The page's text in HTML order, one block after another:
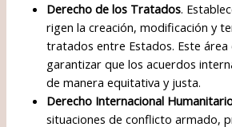
Derecho de los Tratados.
rigen la creación, modificación y
tratados entre Estados. Este área
garantizar que los acuerdos
de manera equitativa y justa.
Derecho Internacional
situaciones de conflicto armado,